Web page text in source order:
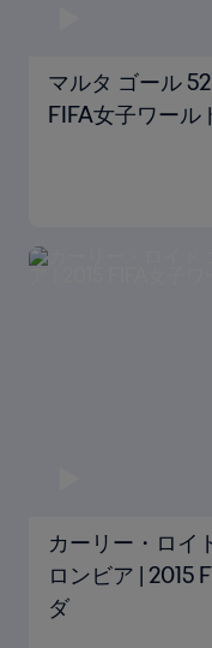
マルタ ゴール
FIFA女子ワール
カーリー・ロイ
ロンビア | 2015
ダ